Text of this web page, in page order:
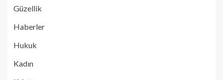
Güzellik
Haberler
Hukuk
Kadın